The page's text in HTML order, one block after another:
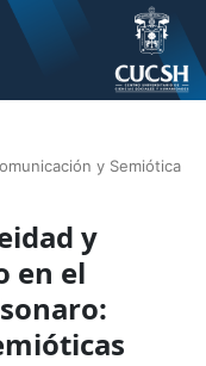
y Semiótica
y
en el